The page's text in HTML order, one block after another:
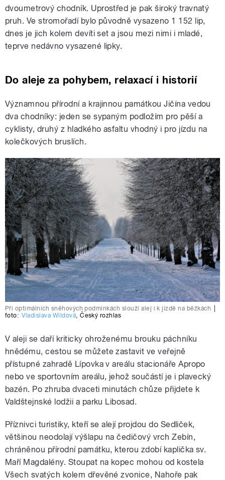
dvoumetrový chodník. Uprostřed je pak široký travnatý
pruh. Ve stromořadí bylo původně vysazeno 1 152 lip,
dnes je jich kolem devíti set a jsou mezi nimi i mladé,
teprve nedávno vysazené lipky.
Do aleje za pohybem, relaxací i historií
Významnou přírodní a krajinnou památkou Jičína vedou
dva chodníky: jeden se sypaným podložím pro pěší a
cyklisty, druhý z hladkého asfaltu vhodný i pro jízdu na
kolečkových bruslích.
Při optimálních sněhových podmínkách slouží alej i k jízdě na běžkách
foto: Vladislava Wildová ,Český rozhlas
V aleji se daří kriticky ohroženému brouku páchníku
hnědému, cestou se můžete zastavit ve veřejně
přístupné zahradě Lípovka v areálu stacionáře Apropo
nebo ve sportovním areálu, jehož součástí je i plavecký
bazén. Po zhruba dvaceti minutách chůze přijdete k
Valdštejnské lodžii a parku Libosad.
Příznivci turistiky, kteří se alejí projdou do Sedliček,
většinou neodolají výšlapu na čedičový vrch Zebín,
chráněnou přírodní památku, kterou zdobí kaplička sv.
Maří Magdalény. Stoupat na kopec mohou od kostela
Všech svatých kolem dřevěné zvonice, Nahoře pak